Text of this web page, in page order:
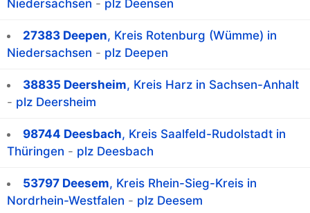
Niedersachsen - plz Deensen
27383 Deepen, Kreis Rotenburg (Wümme) in
Niedersachsen - plz Deepen
38835 Deersheim, Kreis Harz in Sachsen-Anhalt
- plz Deersheim
98744 Deesbach, Kreis Saalfeld-Rudolstadt in
Thüringen - plz Deesbach
53797 Deesem, Kreis Rhein-Sieg-Kreis in
Nordrhein-Westfalen - plz Deesem